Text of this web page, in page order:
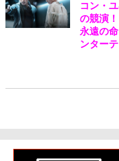
コン・
の競演！
永遠の
ンター